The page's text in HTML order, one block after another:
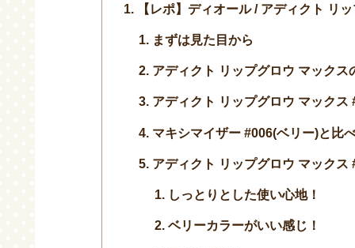
【レポ】ディオール / アディクト リ
まずは見た目から
アディクト リップグロウ マックス
アディクト リップグロウ マック
マキシマイザー #006(ベリー)と比
アディクト リップグロウ マック
しっとりとした使い心地！
ベリーカラーがいい感じ！